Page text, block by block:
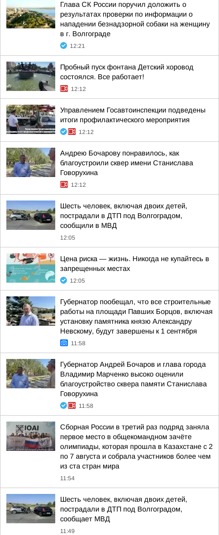
Глава СК России поручил доложить о
результатах проверки по информации о
нападении безнадзорной собаки на женщину
в г. Волгограде
12:21
Пробный пуск фонтана Детский хоровод
состоялся. Все работает!
12:12
Управлением Госавтоинспекции подведены
итоги профилактического мероприятия
12:12
Андрею Бочарову понравилось, как
благоустроили сквер имени Станислава
Говорухина
12:12
Шесть человек, включая двоих детей,
пострадали в ДТП под Волгоградом,
сообщили в МВД
12:05
Цена риска — жизнь. Никогда не купайтесь в
запрещенных местах
12:05
Губернатор пообещал, что все строительные
работы на площади Павших Борцов, включая
установку памятника князю Александру
Невскому, будут завершены к 1 сентября
11:58
Губернатор Андрей Бочаров и глава города
Владимир Марченко высоко оценили
благоустройство сквера памяти Станислава
Говорухина
11:58
Сборная России в третий раз подряд заняла
первое место в общекомандном зачёте
олимпиады, которая прошла в Казахстане с 2
по 7 августа и собрала участников более чем
из ста стран мира
11:54
Шесть человек, включая двоих детей,
пострадали в ДТП под Волгоградом,
сообщает МВД
11:49